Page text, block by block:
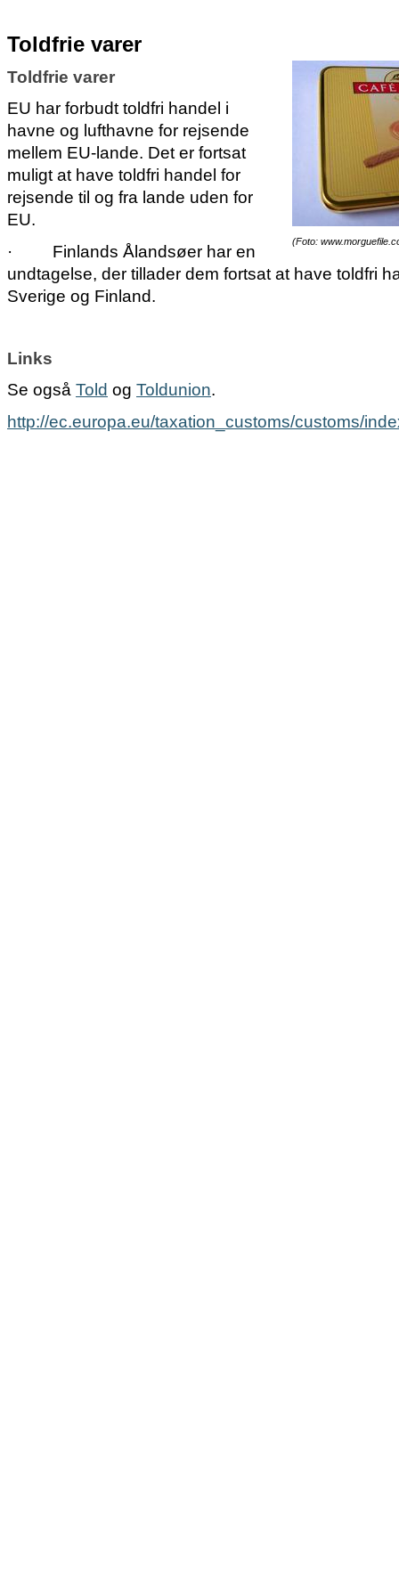
Toldfrie varer
(Foto:
Toldfrie varer
EU har forbudt toldfri handel i
havne og lufthavne for rejsende
mellem EU-lande. Det er fortsat
muligt at have toldfri handel for
rejsende til og fra lande uden for
EU.
·
Finlands Ålandsøer har en
undtagelse, der tillader dem fortsat at have toldfri
Sverige og Finland.
Links
Se også Told og Toldunion.
http://ec.europa.eu/taxation_customs/customs/